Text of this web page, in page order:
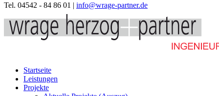
Tel. 04542 - 84 86 01 | info@wrage-partner.de
Startseite
Leistungen
Projekte